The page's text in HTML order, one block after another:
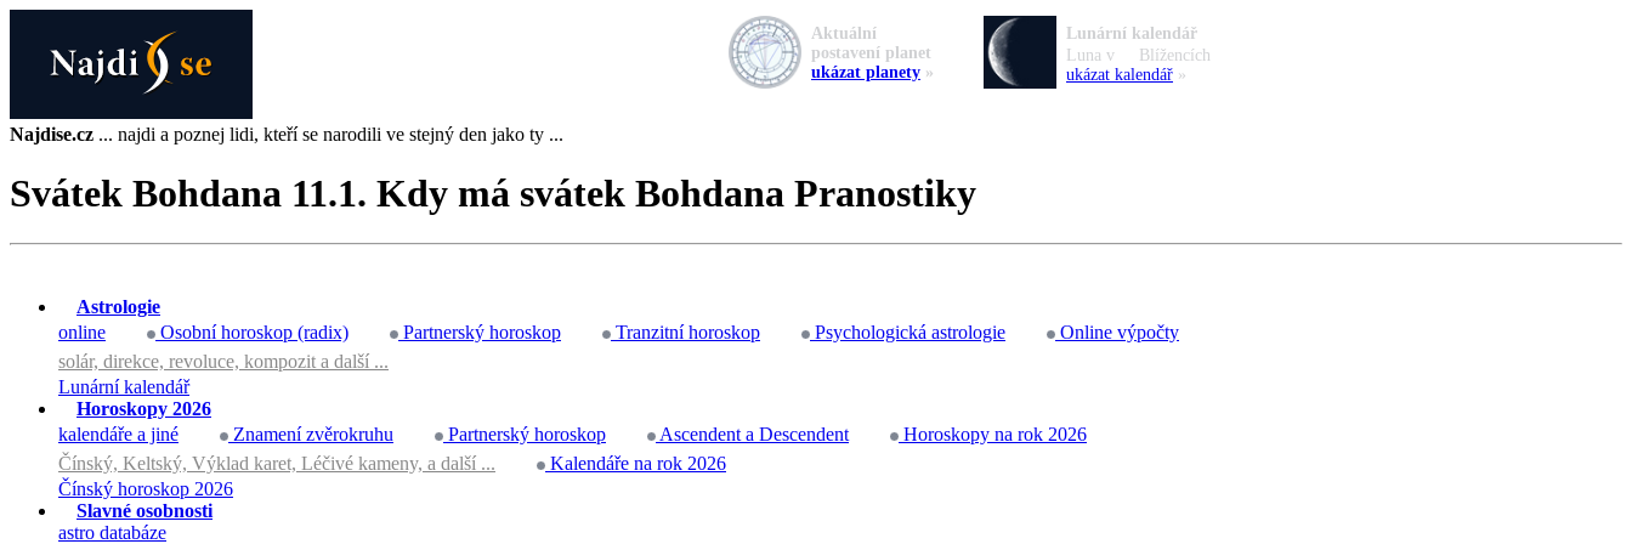
Najdise.cz ... najdi a poznej lidi, kteří se narodili ve stejný den jako ty ...
Svátek Bohdana 11.1. Kdy má svátek Bohdana Pranostiky
Astrologie
online
Osobní horoskop (radix) Partnerský horoskop Tranzitní horoskop Psychologická astrologie
Online výpočty
solár, direkce, revoluce, kompozit a další ...
Lunární kalendář
Horoskopy 2026
kalendáře a jiné
Znamení zvěrokruhu Partnerský horoskop Ascendent a Descendent
Horoskopy na rok 2026
Čínský, Keltský, Výklad karet, Léčivé kameny, a další ...
Kalendáře na rok 2026
Čínský horoskop 2026
Slavné osobnosti
astro databáze
Aktuální
postavení planet
ukázat planety »
Lunární kalendář
Luna v
Blížencích
ukázat kalendář »